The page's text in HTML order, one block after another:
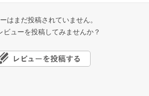
はまだ投稿されていません。
ビューを投稿してみませんか？